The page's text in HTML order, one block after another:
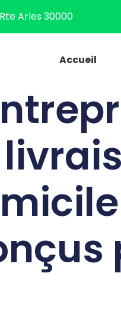
Rte Arles 30000
Accueil